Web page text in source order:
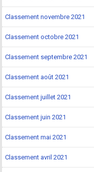
Classement novembre 2021
Classement octobre 2021
Classement septembre 2021
Classement août 2021
Classement juillet 2021
Classement juin 2021
Classement mai 2021
Classement avril 2021